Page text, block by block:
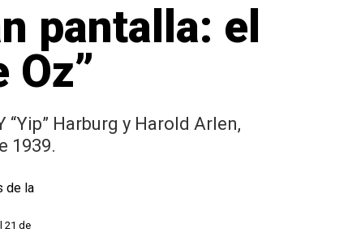
pantalla: el
Harburg y Harold Arlen,
1939.
21 de